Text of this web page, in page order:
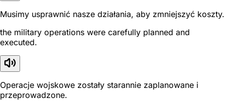
Musimy usprawnić nasze działania, aby zmniejszyć koszty.
the military operations were carefully planned and
executed.
Operacje wojskowe zostały starannie zaplanowane i
przeprowadzone.